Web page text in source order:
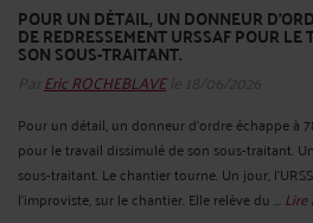
POUR UN DÉTAIL, UN DONNEUR
DE REDRESSEMENT URSSAF POUR
SON SOUS-TRAITANT.
Par Eric ROCHEBLAVEle 18/06/2026
Pour un détail, un donneur d'ordre échappe à
pour le travail dissimulé de son sous-traitant.
sous-traitant. Le chantier tourne. Un jour,
l'improviste, sur le chantier. Elle relève du ... Lire